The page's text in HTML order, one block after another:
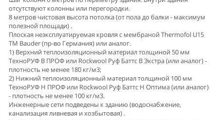
отсутствуют колонны или перегородки.
8 метров чистовая высота потолка (от пола до балки - максимум
полезной площади) .
Плоская неэксплуатируемая кровля с мембраной Thermofol U15
TM Bauder (пр-во Германия) или аналог.
1) Верхний теплоизоляционный материал толщиной 50 мм
ТехноРУФ В ПРОФ или Rockwool Руф Баттс В Экстра (или аналог) -
плотность не менее 180 кг/м3;
2) Нижний теплоизоляционный материал толщиной 100 мм
ТехноРУФ Н ПРОФ или Rockwool Руф Баттс Н Оптима (или аналог)
- плотность не менее 100 кг/м3.
Инженерные сети подведены к зданию (водоснабжение,
канализация ливневая и хозбытовая) .